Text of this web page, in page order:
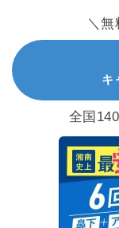
＼無
キ
全国